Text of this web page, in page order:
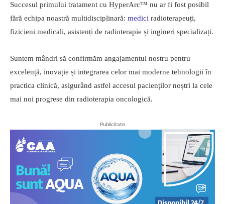
Succesul primului tratament cu HyperArc™ nu ar fi fost posibil
fără echipa noastră multidisciplinară: medici radioterapeuți,
fizicieni medicali, asistenți de radioterapie și ingineri specializați.
Suntem mândri să confirmăm angajamentul nostru pentru
excelență, inovație și integrarea celor mai moderne tehnologii în
practica clinică, asigurând astfel accesul pacienților noștri la cele
mai noi progrese din radioterapia oncologică.
Publicitate